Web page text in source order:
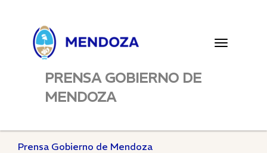
Toggle
PRENSA GOBIERNO DE
MENDOZA
Prensa Gobierno de Mendoza